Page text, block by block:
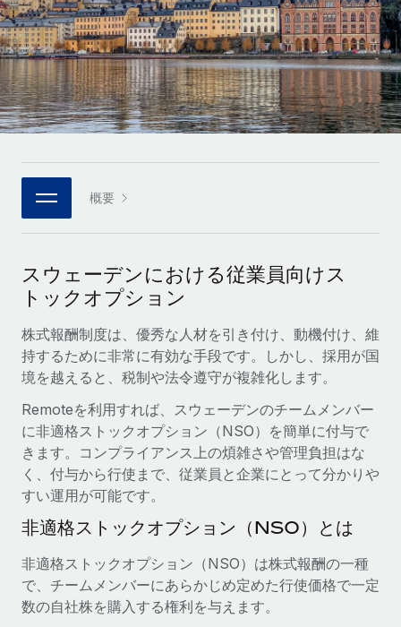
Remote統合
人事機能をワークフローにシームレスに統合する
プラットフォーム
チームのための人事の基本機能を内蔵
接続 新しい
当社のMCPを使用して、あらゆるAIツールをRemoteに接続
統合
基本的なビジネスツールを活用して業務プロセスを効率化す
サービス
専門家に相談
グローバル人事・コンプライアンスの専門サポート
候補者の選考プロセスをシンプルに
Compliance Watchtower
コンプライアンスリスクを先回りして対応
デバイス管理
ITデバイスを世界規模で提供・管理
法人設立
法令順守した法人をスピーディに設立
ミッドマーケット
カスタマイズされた人事ソリューションでチームを拡大する
企業
大企業向けのグローバルHR
パートナーに登録
戦略的テクノロジーパートナー
グローバルな人事機能を柔軟に自社プラットフォームへ統合
当社とのパートナーシップの可能性を検討する
Remote Build
統合とAI自動化に関するコンサルティング
リサーチおよびガイド
活用事例
HR用語集
チェックリストおよびテンプレート
職務内容ライブラリ
ウェビナー
イベント
ニュースルーム
給与・人材情報
情報センター
サポートを依頼する
すべてのリソースを表示する
ブログ
グローバル給与処理
EORおよびPEO
契約社員管理
税務
Español
Italiano
Português (Portugal)
日本語
한국어 概要
スウェーデンにおける従業員向けス
トックオプション
株式報酬制度は、優秀な人材を引き付け、動機付け、維
持するために非常に有効な手段です。しかし、採用が国
境を越えると、税制や法令遵守が複雑化します。
Remoteを利用すれば、スウェーデンのチームメンバー
に非適格ストックオプション（NSO）を簡単に付与で
きます。コンプライアンス上の煩雑さや管理負担はな
く、付与から行使まで、従業員と企業にとって分かりや
すい運用が可能です。
非適格ストックオプション（NSO）とは
非適格ストックオプション（NSO）は株式報酬の一種
で、チームメンバーにあらかじめ定めた行使価格で一定
数の自社株を購入する権利を与えます。